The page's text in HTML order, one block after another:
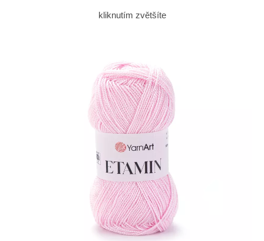
kliknutím zvětšíte